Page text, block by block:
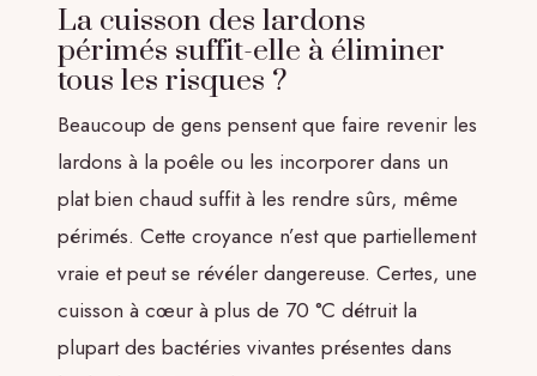
La cuisson des lardons
périmés suffit-elle à éliminer
tous les risques ?
Beaucoup de gens pensent que faire revenir les
lardons à la poêle ou les incorporer dans un
plat bien chaud suffit à les rendre sûrs, même
périmés. Cette croyance n’est que partiellement
vraie et peut se révéler dangereuse. Certes, une
cuisson à cœur à plus de 70 °C détruit la
plupart des bactéries vivantes présentes dans